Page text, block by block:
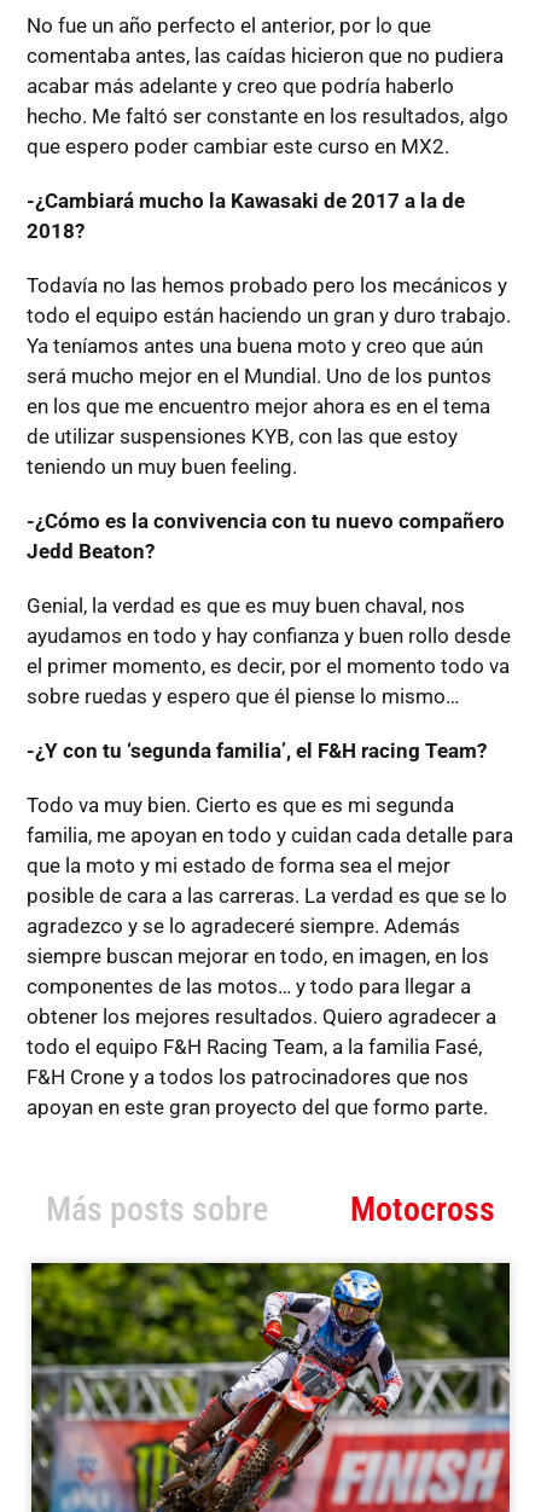
No fue un año perfecto el anterior, por lo que
comentaba antes, las caídas hicieron que no pudiera
acabar más adelante y creo que podría haberlo
hecho. Me faltó ser constante en los resultados, algo
que espero poder cambiar este curso en MX2.
-¿Cambiará mucho la Kawasaki de 2017 a la de
2018?
Todavía no las hemos probado pero los mecánicos y
todo el equipo están haciendo un gran y duro trabajo.
Ya teníamos antes una buena moto y creo que aún
será mucho mejor en el Mundial. Uno de los puntos
en los que me encuentro mejor ahora es en el tema
de utilizar suspensiones KYB, con las que estoy
teniendo un muy buen feeling.
-¿Cómo es la convivencia con tu nuevo compañero
Jedd Beaton?
Genial, la verdad es que es muy buen chaval, nos
ayudamos en todo y hay confianza y buen rollo desde
el primer momento, es decir, por el momento todo va
sobre ruedas y espero que él piense lo mismo…
-¿Y con tu ‘segunda familia’, el F&H racing Team?
Todo va muy bien. Cierto es que es mi segunda
familia, me apoyan en todo y cuidan cada detalle para
que la moto y mi estado de forma sea el mejor
posible de cara a las carreras. La verdad es que se lo
agradezco y se lo agradeceré siempre. Además
siempre buscan mejorar en todo, en imagen, en los
componentes de las motos… y todo para llegar a
obtener los mejores resultados. Quiero agradecer a
todo el equipo F&H Racing Team, a la familia Fasé,
F&H Crone y a todos los patrocinadores que nos
apoyan en este gran proyecto del que formo parte.
Más posts sobre Motocross